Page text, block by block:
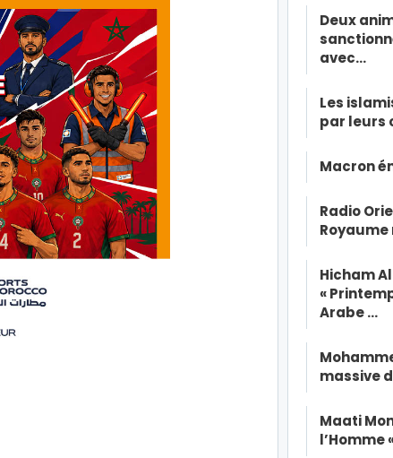
Deux
avec…
Les
par leurs
Macron
Radio
Royaume
Hicham
«
Arabe …
massive
Maati
l’Homme